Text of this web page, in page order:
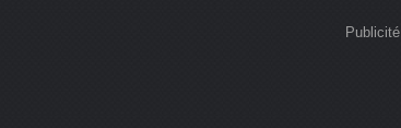
Publicité